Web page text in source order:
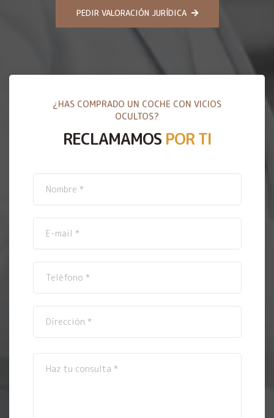
PEDIR VALORACIÓN JURÍDICA
¿HAS COMPRADO UN COCHE CON VICIOS
OCULTOS?
RECLAMAMOS POR TI